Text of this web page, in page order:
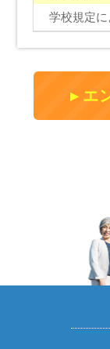
学校規定
エ